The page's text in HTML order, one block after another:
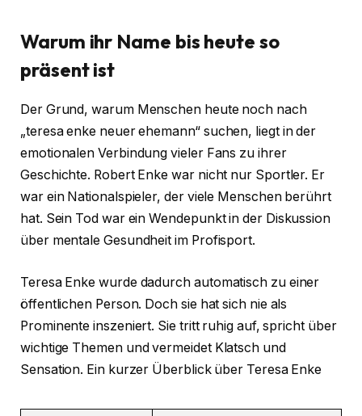
Warum ihr Name bis heute so
präsent ist
Der Grund, warum Menschen heute noch nach
„teresa enke neuer ehemann“ suchen, liegt in der
emotionalen Verbindung vieler Fans zu ihrer
Geschichte. Robert Enke war nicht nur Sportler. Er
war ein Nationalspieler, der viele Menschen berührt
hat. Sein Tod war ein Wendepunkt in der Diskussion
über mentale Gesundheit im Profisport.
Teresa Enke wurde dadurch automatisch zu einer
öffentlichen Person. Doch sie hat sich nie als
Prominente inszeniert. Sie tritt ruhig auf, spricht über
wichtige Themen und vermeidet Klatsch und
Sensation. Ein kurzer Überblick über Teresa Enke